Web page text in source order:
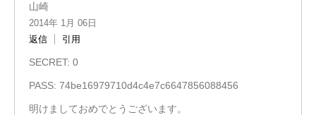
山崎
2014年 1月 06日
返信
引用
SECRET: 0
PASS: 74be16979710d4c4e7c6647856088456
明けましておめでとうございます。